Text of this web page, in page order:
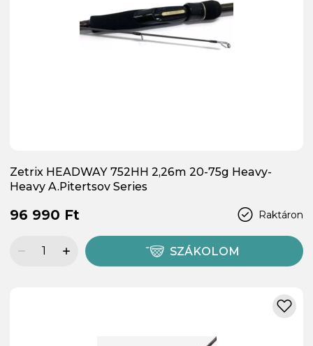
Zetrix HEADWAY 752HH 2,26m 20-75g Heavy-
Heavy A.Pitertsov Series
Raktáron
96 990 Ft
SZÁKOLOM